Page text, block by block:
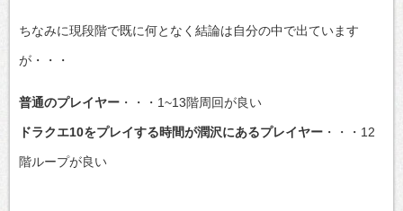
ちなみに現段階で既に何となく結論は自分の中で出ています
が・・・
普通のプレイヤー ・・・1~13階周回が良い
ドラクエ10をプレイする時間が潤沢にあるプレイヤー ・・・12
階ループが良い